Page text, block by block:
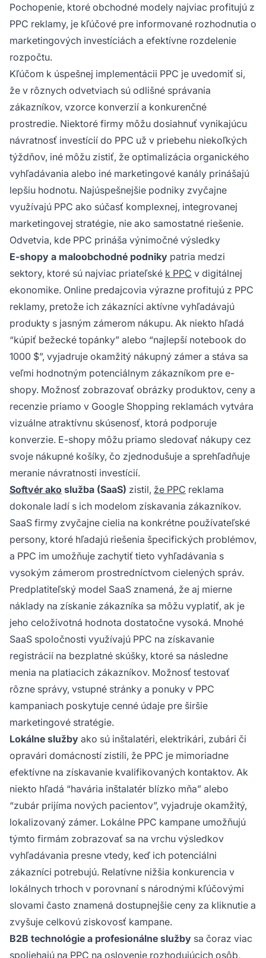
Pochopenie, ktoré obchodné modely najviac profitujú z
PPC reklamy, je kľúčové pre informované rozhodnutia o
marketingových investíciách a efektívne rozdelenie
rozpočtu.
Kľúčom k úspešnej implementácii PPC je uvedomiť si,
že v rôznych odvetviach sú odlišné správania
zákazníkov, vzorce konverzií a konkurenčné
prostredie. Niektoré firmy môžu dosiahnuť vynikajúcu
návratnosť investícií do PPC už v priebehu niekoľkých
týždňov, iné môžu zistiť, že optimalizácia organického
vyhľadávania alebo iné marketingové kanály prinášajú
lepšiu hodnotu. Najúspešnejšie podniky zvyčajne
využívajú PPC ako súčasť komplexnej, integrovanej
marketingovej stratégie, nie ako samostatné riešenie.
Odvetvia, kde PPC prináša výnimočné výsledky
E-shopy a maloobchodné podniky patria medzi
sektory, ktoré sú najviac priateľské k PPC v digitálnej
ekonomike. Online predajcovia výrazne profitujú z PPC
reklamy, pretože ich zákazníci aktívne vyhľadávajú
produkty s jasným zámerom nákupu. Ak niekto hľadá
“kúpiť bežecké topánky” alebo “najlepší notebook do
1000 $”, vyjadruje okamžitý nákupný zámer a stáva sa
veľmi hodnotným potenciálnym zákazníkom pre e-
shopy. Možnosť zobrazovať obrázky produktov, ceny a
recenzie priamo v Google Shopping reklamách vytvára
vizuálne atraktívnu skúsenosť, ktorá podporuje
konverzie. E-shopy môžu priamo sledovať nákupy cez
svoje nákupné košíky, čo zjednodušuje a sprehľadňuje
meranie návratnosti investícií.
Softvér ako služba (SaaS) zistil, že PPC reklama
dokonale ladí s ich modelom získavania zákazníkov.
SaaS firmy zvyčajne cielia na konkrétne používateľské
persony, ktoré hľadajú riešenia špecifických problémov,
a PPC im umožňuje zachytiť tieto vyhľadávania s
vysokým zámerom prostredníctvom cielených správ.
Predplatiteľský model SaaS znamená, že aj mierne
náklady na získanie zákazníka sa môžu vyplatiť, ak je
jeho celoživotná hodnota dostatočne vysoká. Mnohé
SaaS spoločnosti využívajú PPC na získavanie
registrácií na bezplatné skúšky, ktoré sa následne
menia na platiacich zákazníkov. Možnosť testovať
rôzne správy, vstupné stránky a ponuky v PPC
kampaniach poskytuje cenné údaje pre širšie
marketingové stratégie.
Lokálne služby ako sú inštalatéri, elektrikári, zubári či
opravári domácností zistili, že PPC je mimoriadne
efektívne na získavanie kvalifikovaných kontaktov. Ak
niekto hľadá “havária inštalatér blízko mňa” alebo
“zubár prijíma nových pacientov”, vyjadruje okamžitý,
lokalizovaný zámer. Lokálne PPC kampane umožňujú
týmto firmám zobrazovať sa na vrchu výsledkov
vyhľadávania presne vtedy, keď ich potenciálni
zákazníci potrebujú. Relatívne nižšia konkurencia v
lokálnych trhoch v porovnaní s národnými kľúčovými
slovami často znamená dostupnejšie ceny za kliknutie a
zvyšuje celkovú ziskovosť kampane.
B2B technológie a profesionálne služby sa čoraz viac
spoliehajú na PPC na oslovenie rozhodujúcich osôb,